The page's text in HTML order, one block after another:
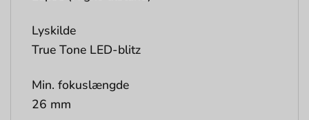
Lyskilde
True Tone LED-blitz
Min. fokuslængde
26 mm